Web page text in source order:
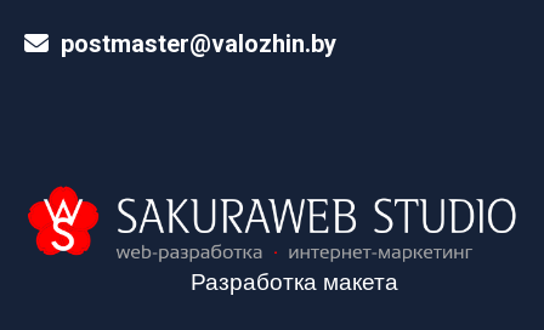
postmaster@valozhin.by
Разработка макета